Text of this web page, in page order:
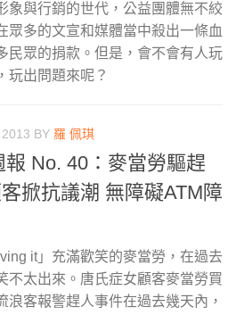
象與行銷的世代，公益團體無不絞
眾多的文宣和媒體當中殺出一條血
民眾的捐款。但是，會不會有人玩
玩出問題來呢？
BY 羅 佩琪
報 No. 40：麥當勞驅趕
掀抗議潮 無障礙ATM障
it」充滿歡笑的麥當勞，在過去
不太出來。唐氏症女顧客麥當勞買
浪客報警趕人事件在過去幾天內，